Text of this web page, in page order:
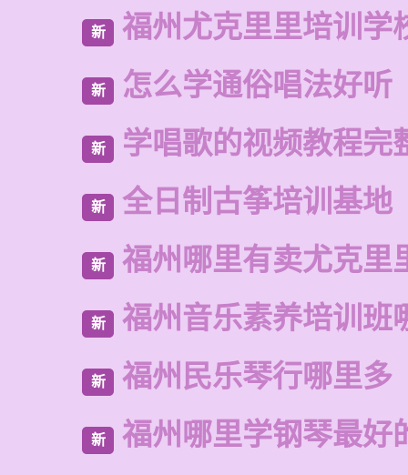
新 福州尤克里里培训学
新 怎么学通俗唱法好听
新 学唱歌的视频教程完
新 全日制古筝培训基地
新 福州哪里有卖尤克里
新 福州音乐素养培训班
新 福州民乐琴行哪里多
新 福州哪里学钢琴最好